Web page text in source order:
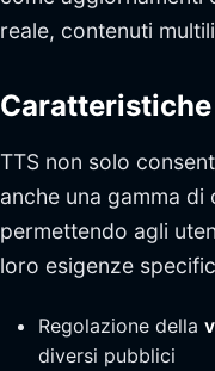
reale, contenuti
TTS non solo
anche una gamma
permettendo agli
loro esigenze
Regolazione della
diversi pubblici